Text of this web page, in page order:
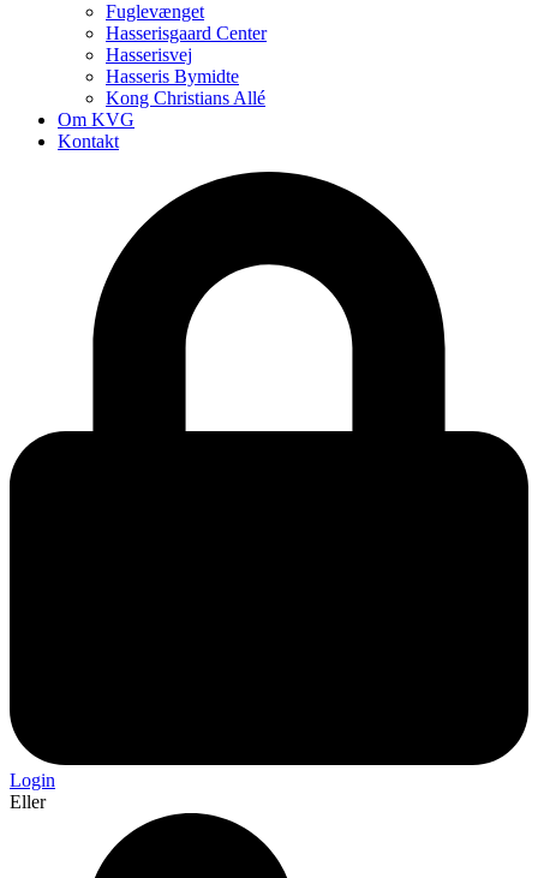
Fuglevænget
Hasserisgaard Center
Hasserisvej
Hasseris Bymidte
Kong Christians Allé
Om KVG
Kontakt
Login
Eller